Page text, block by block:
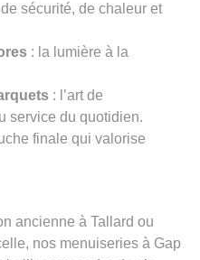
sécurité, de chaleur et
: la lumière à la
: l’art de
service du quotidien.
finale qui valorise
ancienne à Tallard ou
nos menuiseries à Gap